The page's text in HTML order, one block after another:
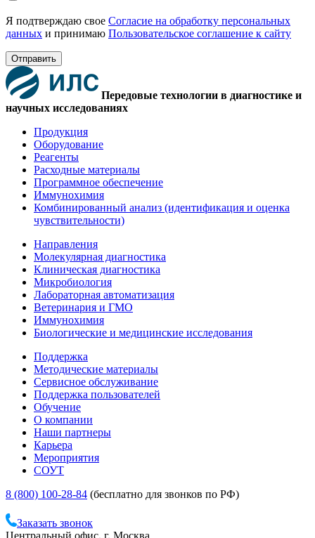
Я подтверждаю свое Согласие на обработку персональных
данных и принимаю Пользовательское соглашение к сайту
Отправить
Передовые технологии в диагностике и
научных исследованиях
Продукция
Оборудование
Реагенты
Расходные материалы
Программное обеспечение
Иммунохимия
Комбинированный анализ (идентификация и оценка
чувствительности)
Направления
Молекулярная диагностика
Клиническая диагностика
Микробиология
Лабораторная автоматизация
Ветеринария и ГМО
Иммунохимия
Биологические и медицинские исследования
Поддержка
Методические материалы
Сервисное обслуживание
Поддержка пользователей
Обучение
О компании
Наши партнеры
Карьера
Мероприятия
СОУТ
8 (800) 100-28-84 (бесплатно для звонков по РФ)
Заказать звонок
Центральный офис, г. Москва